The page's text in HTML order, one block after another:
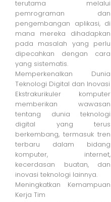
terutama melalui
pemrograman dan
pengembangan aplikasi, di
mana mereka dihadapkan
pada masalah yang perlu
dipecahkan dengan cara
yang sistematis.
Memperkenalkan Dunia
Teknologi Digital dan Inovasi
Ekstrakurikuler komputer
memberikan wawasan
tentang dunia teknologi
digital yang terus
berkembang, termasuk tren
terbaru dalam bidang
komputer, internet,
kecerdasan buatan, dan
inovasi teknologi lainnya.
Meningkatkan Kemampuan
Kerja Tim